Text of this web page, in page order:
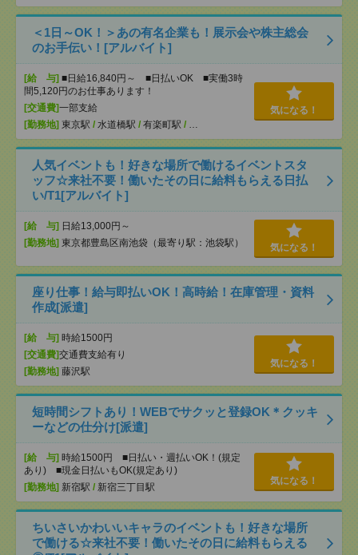
＜1日～OK！＞あの有名企業も！展示会や株主総会
のお手伝い！[アルバイト]
[給 与] ■日給16,840円～ ■日払いOK ■実働3時
間5,120円のお仕事あります！
[交通費]一部支給
[勤務地] 東京駅 / 水道橋駅 / 有楽町駅 / …
気になる！
人気イベントも！好きな場所で働けるイベントスタ
ッフ☆来社不要！働いたその日に給料もらえる日払
い/T1[アルバイト]
[給 与] 日給13,000円～
[勤務地] 東京都豊島区南池袋（最寄り駅：池袋駅） 気になる！
座り仕事！給与即払いOK！高時給！在庫管理・資料
作成[派遣]
[給 与] 時給1500円
[交通費]交通費支給有り
[勤務地] 藤沢駅
気になる！
短時間シフトあり！WEBでサクッと登録OK＊クッキ
ーなどの仕分け[派遣]
[給 与] 時給1500円 ■日払い・週払いOK！(規定
あり) ■現金日払いもOK(規定あり)
[勤務地] 新宿駅 / 新宿三丁目駅
気になる！
ちいさいかわいいキャラのイベントも！好きな場所
で働ける☆来社不要！働いたその日に給料もらえる